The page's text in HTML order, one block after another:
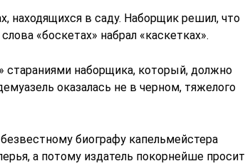
находящихся в саду. Наборщик решил, что
«боскетах» набрал «каскетках».
наборщика, который, должно
оказалась не в черном, тяжелого
биографу капельмейстера
а потому издатель покорнейше просит